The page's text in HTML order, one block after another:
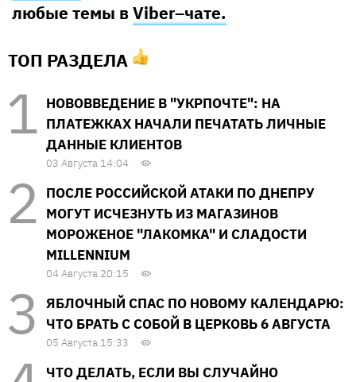
любые темы вViber–чате.
ТОП РАЗДЕЛА
НОВОВВЕДЕНИЕ В "УКРПОЧТЕ": НА
ПЛАТЕЖКАХ НАЧАЛИ ПЕЧАТАТЬ ЛИЧНЫЕ
ДАННЫЕ КЛИЕНТОВ
03 Августа 14:04
ПОСЛЕ РОССИЙСКОЙ АТАКИ ПО ДНЕПРУ
МОГУТ ИСЧЕЗНУТЬ ИЗ МАГАЗИНОВ
МОРОЖЕНОЕ "ЛАКОМКА" И СЛАДОСТИ
MILLENNIUM
04 Августа 20:15
ЯБЛОЧНЫЙ СПАС ПО НОВОМУ КАЛЕНДАРЮ:
ЧТО БРАТЬ С СОБОЙ В ЦЕРКОВЬ 6 АВГУСТА
05 Августа 15:33
ЧТО ДЕЛАТЬ, ЕСЛИ ВЫ СЛУЧАЙНО